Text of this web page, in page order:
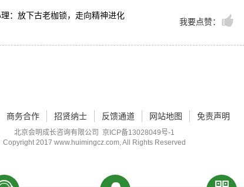
理：放下古老枷锁，走向精神进化
我要点赞：
商务合作 招贤纳士 反馈通道 网站地图 免责声明
北京会明成长咨询有限公司 京ICP备13028049号-1
Copyright 2017 www.huimingcz.com, All Rights Reserved